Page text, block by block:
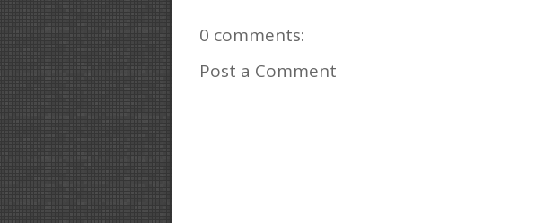
0 comments:
Post a Comment